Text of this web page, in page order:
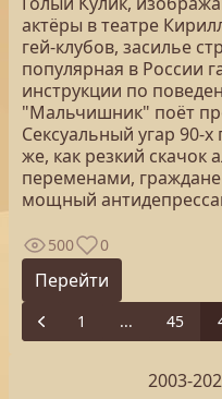
актёры в театре
гей-клубов, засилье
популярная в России
инструкции по
"Мальчишник" поёт
Сексуальный угар 90-
же, как резкий скачок
переменами,
мощный
500 0
Перейти
Previous
1 ... 45
2003-